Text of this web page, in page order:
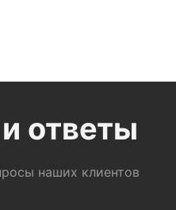
ответы
наших клиентов